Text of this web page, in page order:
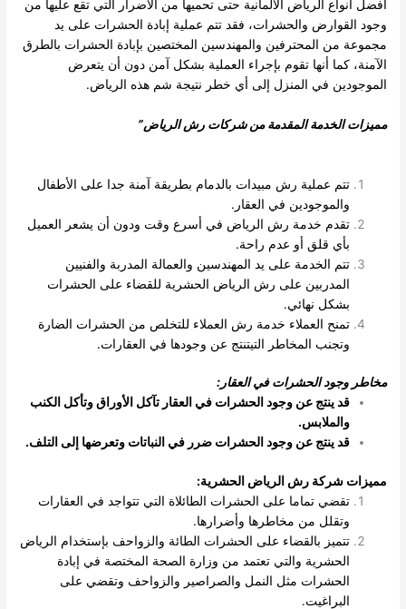
أفضل أنواع الرياض الألمانية حتى تحميها من الأضرار التي تقع عليها من
وجود القوارض والحشرات، فقد تتم عملية إبادة الحشرات على يد
مجموعة من المحترفين والمهندسين المختصين بإبادة الحشرات بالطرق
الآمنة، كما أنها تقوم بإجراء العملية بشكل آمن دون أن يتعرض
الموجودين في المنزل إلى أي خطر نتيجة شم هذه الرياض.
مميزات الخدمة المقدمة من شركات رش الرياض”
تتم عملية رش مبيدات بالدمام بطريقة آمنة جدا على الأطفال
والموجودين في العقار.
تقدم خدمة رش الرياض في أسرع وقت ودون أن يشعر العميل
بأي قلق أو عدم راحة.
تتم الخدمة على يد المهندسين والعمالة المدربة والفنيين
المدربين على رش الرياض الحشرية للقضاء على الحشرات
بشكل نهائي.
تمنح العملاء خدمة رش العملاء للتخلص من الحشرات الضارة
وتجنب المخاطر التيتنتج عن وجودها في العقارات.
مخاطر وجود الحشرات في العقار:
قد ينتج عن وجود الحشرات في العقار تآكل الأوراق وتأكل الكنب
والملابس.
قد ينتج عن وجود الحشرات ضرر في النباتات وتعرضها إلى التلف.
مميزات شركة رش الرياض الحشرية:
تقضي تماما على الحشرات الطائلاة التي تتواجد في العقارات
وتقلل من مخاطرها وأضرارها.
تتميز بالقضاء على الحشرات الطائة والزواحف بإستخدام الرياض
الحشرية والتي تعتمد من وزارة الصحة المختصة في إبادة
الحشرات مثل النمل والصراصير والزواحف وتقضي على
البراغيت.